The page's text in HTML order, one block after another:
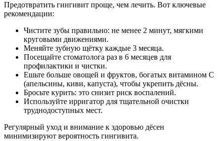
Предотвратить гингивит проще, чем лечить. Вот ключевые
рекомендации:
Чистите зубы правильно: не менее 2 минут, мягкими
круговыми движениями.
Меняйте зубную щётку каждые 3 месяца.
Посещайте стоматолога раз в 6 месяцев для
профилактики и чистки.
Ешьте больше овощей и фруктов, богатых витамином С
(апельсины, киви, капуста), чтобы укрепить дёсны.
Бросьте курить: это снизит риск воспалений.
Используйте ирригатор для тщательной очистки
труднодоступных мест.
Регулярный уход и внимание к здоровью дёсен
минимизируют вероятность гингивита.